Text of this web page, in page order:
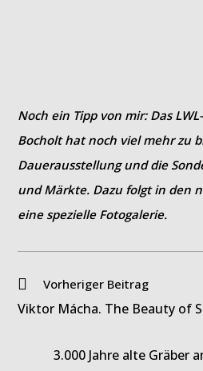
Noch ein Tipp von mir: Das
Bocholt hat noch viel mehr zu
Dauerausstellung und die
und Märkte. Dazu folgt in den
eine spezielle Fotogalerie.
Weitere
ansehen
Vorheriger Beitrag
Viktor Mácha. The Beauty of
3.000 Jahre alte Gräber